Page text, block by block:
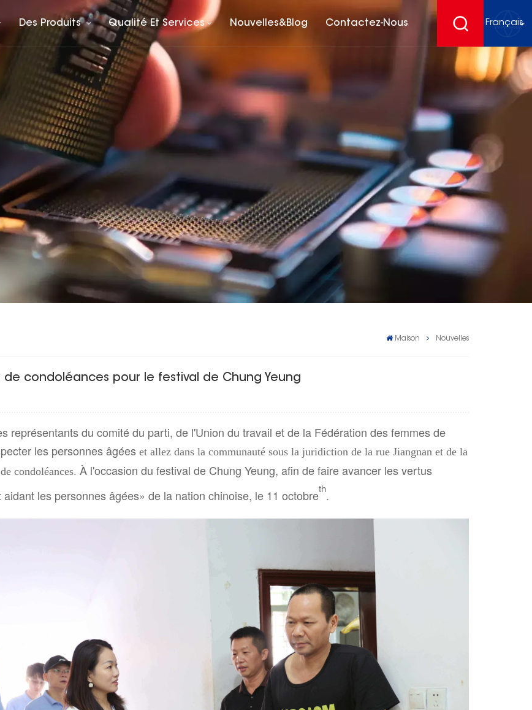
Des Produits Qualité Et Services Nouvelles&Blog Contactez-Nous Français
English
Deutsch
español
русский
Maison Nouvelles
condoléances pour le festival de Chung Yeung
représentants du comité du parti, de l'Union du travail et de la Fédération des femmes de
les personnes âgéeset allez dans la communauté sous la juridiction de la rue Jiangnan et de la
condoléances. À l'occasion du festival de Chung Yeung, afin de faire avancer les vertus
les personnes âgées» de la nation chinoise, le 11 octobreth.